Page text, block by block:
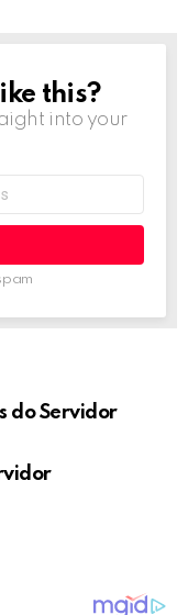
this?
into your
do Servidor